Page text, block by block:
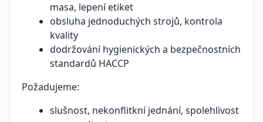
masa, lepení etiket
obsluha jednoduchých strojů, kontrola
kvality
dodržování hygienických a bezpečnostních
standardů HACCP
Požadujeme:
slušnost, nekonflitkní jednání, spolehlivost